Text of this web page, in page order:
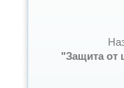
"Защита от